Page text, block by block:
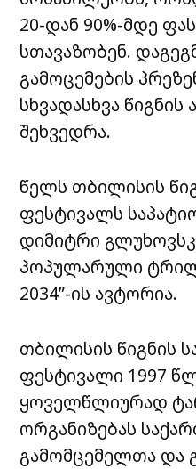
20-დან 90%-მდე
სთავაზობენ.
გამოცემების
სხვადასხვა
შეხვედრა.
წელს თბილისის
ფესტივალს
დიმიტრი
პოპულარული
2034”-ის ავტორია.
თბილისის წიგნის
ფესტივალი 1997
ყოველწლიურად
ორგანიზებას
გამომცემელთა და